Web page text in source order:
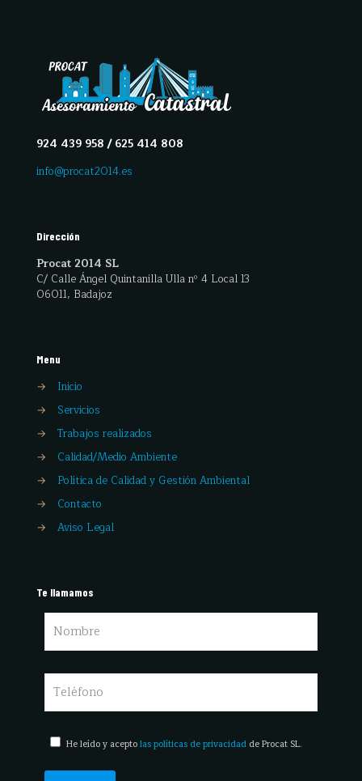
924 439 958 / 625 414 808
info@procat2014.es
Dirección
Procat 2014 SL
C/ Calle Ángel Quintanilla Ulla nº 4 Local 13
06011, Badajoz
Menu
→
Inicio
→
Servicios
→
Trabajos realizados
→
Calidad/Medio Ambiente
→
Política de Calidad y Gestión Ambiental
→
Contacto
→
Aviso Legal
Te llamamos
He leído y aceptolas políticas de privacidad de Procat SL.